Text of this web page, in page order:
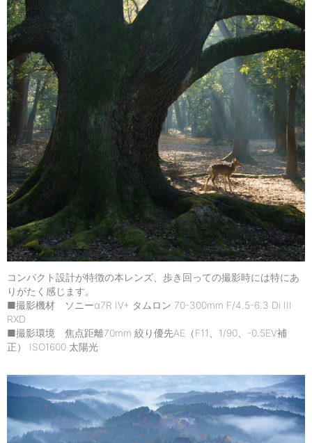
コンパクト設計が特徴の本レンズ、歩き回っての撮影時には特にあ
りがたく感じます。
■撮影機材 ソニーα7R IV+ タムロン 70-300mm F/4.5-6.3 Di III
RXD
■撮影環境 焦点距離70mm 絞り優先AE（F11、1/90、-0.5EV補
正） ISO1600 太陽光